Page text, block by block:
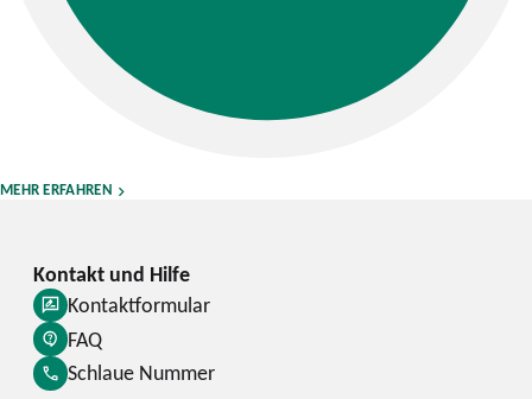
MEHR ERFAHREN
Kontaktformular
FAQ
Schlaue Nummer